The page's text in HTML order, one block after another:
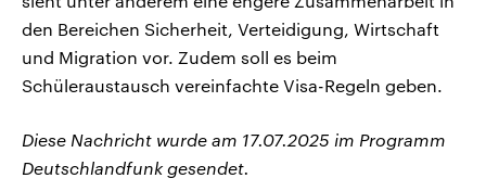
den Bereichen Sicherheit, Verteidigung, Wirtschaft
und Migration vor. Zudem soll es beim
Schüleraustausch vereinfachte Visa-Regeln geben.
Diese Nachricht wurde am 17.07.2025 im Programm
Deutschlandfunk gesendet.